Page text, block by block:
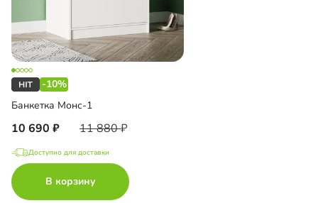
-10%
Банкетка Монс-1
10 690 11 880
Доступно для доставки
В корзину